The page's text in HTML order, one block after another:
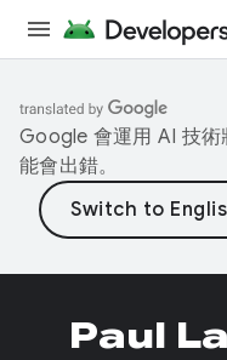
Google 會運用 AI 技
能會出錯。
Paul